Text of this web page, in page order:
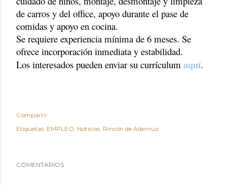
de carros y del office, apoyo durante el pase de
comidas y apoyo en cocina.
Se requiere experiencia mínima de 6 meses. Se
ofrece incorporación inmediata y estabilidad.
Los interesados pueden enviar su currículum aquí.
Compartir
Etiquetas: EMPLEO Noticias Rincón de Ademuz
COMENTARIOS